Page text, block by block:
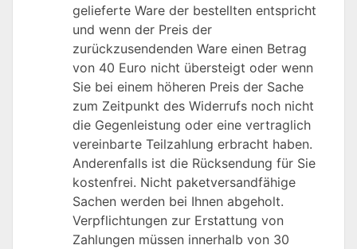
gelieferte Ware der bestellten entspricht
und wenn der Preis der
zurückzusendenden Ware einen Betrag
von 40 Euro nicht übersteigt oder wenn
Sie bei einem höheren Preis der Sache
zum Zeitpunkt des Widerrufs noch nicht
die Gegenleistung oder eine vertraglich
vereinbarte Teilzahlung erbracht haben.
Anderenfalls ist die Rücksendung für Sie
kostenfrei. Nicht paketversandfähige
Sachen werden bei Ihnen abgeholt.
Verpflichtungen zur Erstattung von
Zahlungen müssen innerhalb von 30